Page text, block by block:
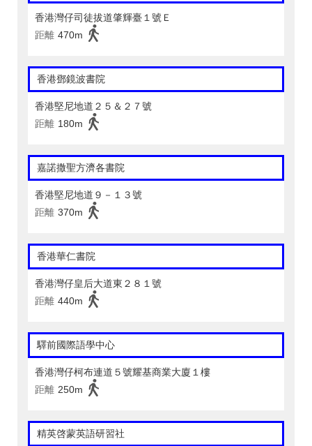
香港灣仔司徒拔道肇輝臺１號Ｅ
距離 470m
香港鄧鏡波書院
香港堅尼地道２５＆２７號
距離 180m
嘉諾撒聖方濟各書院
香港堅尼地道９－１３號
距離 370m
香港華仁書院
香港灣仔皇后大道東２８１號
距離 440m
驛前國際語學中心
香港灣仔柯布連道５號耀基商業大廈１樓
距離 250m
精英啓蒙英語研習社